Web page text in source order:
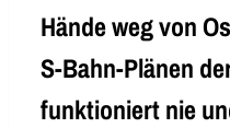
Hände weg von
S-Bahn-Plänen
funktioniert nie